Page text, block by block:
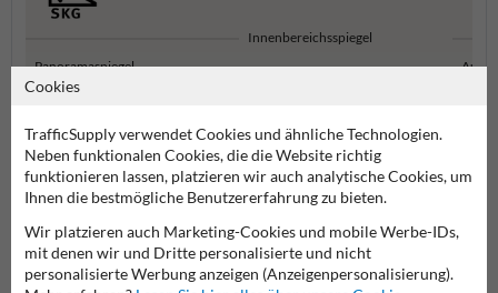
Panoramaspiegel
Innenbereichsspiegel
Sicherheitsspiegel
Stellen Sie Ihre Frage an VerkehrsspiegelKaufen.de
Cookies
TrafficSupply verwendet Cookies und ähnliche Technologien.
Neben funktionalen Cookies, die die Website richtig
funktionieren lassen, platzieren wir auch analytische Cookies, um
Ihnen die bestmögliche Benutzererfahrung zu bieten.
Wir platzieren auch Marketing-Cookies und mobile Werbe-IDs,
mit denen wir und Dritte personalisierte und nicht
personalisierte Werbung anzeigen (Anzeigenpersonalisierung).